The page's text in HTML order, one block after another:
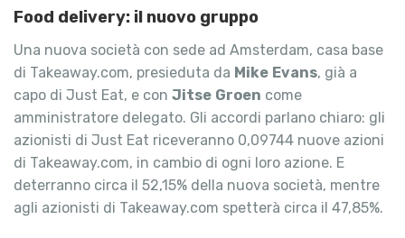
Food delivery: il nuovo gruppo
Una nuova società con sede ad Amsterdam, casa base
di Takeaway.com, presieduta da Mike Evans, già a
capo di Just Eat, e con Jitse Groen come
amministratore delegato. Gli accordi parlano chiaro: gli
azionisti di Just Eat riceveranno 0,09744 nuove azioni
di Takeaway.com, in cambio di ogni loro azione. E
deterranno circa il 52,15% della nuova società, mentre
agli azionisti di Takeaway.com spetterà circa il 47,85%.